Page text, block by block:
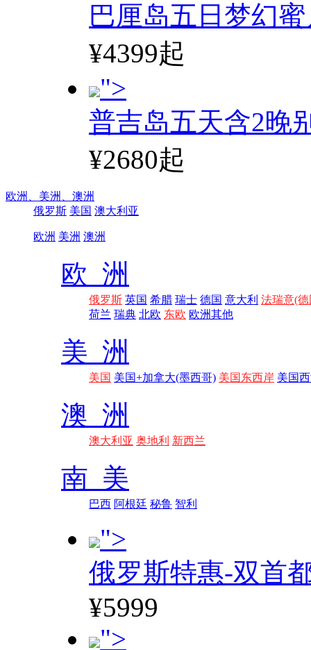
巴厘岛五日梦幻
¥4399起
">
普吉岛五天含2晚
¥2680起
欧洲、 美洲、 澳洲
俄罗斯 美国 澳大利亚
欧洲 美洲 澳洲
欧 洲
俄罗斯 英国 希腊 瑞士 德国 意大利 法瑞意(德
荷兰 瑞典 北欧 东欧 欧洲其他
美 洲
美国 美国+加拿大(墨西哥) 美国东西岸 美国
澳 洲
澳大利亚 奥地利 新西兰
南 美
巴西 阿根廷 秘鲁 智利
">
俄罗斯特惠-双首
¥5999
">